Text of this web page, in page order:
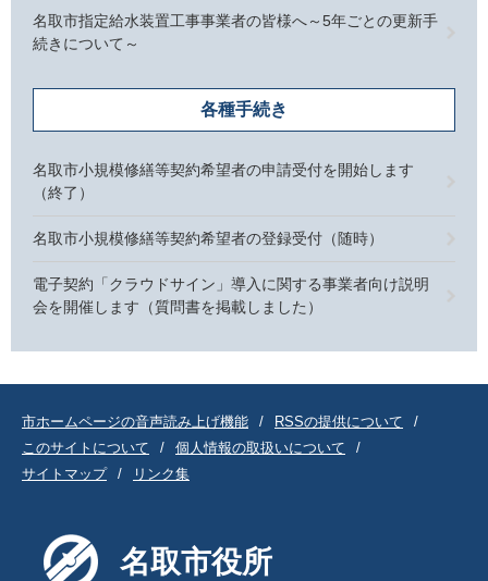
名取市指定給水装置工事事業者の皆様へ～5年ごとの更新手
続きについて～
各種手続き
名取市小規模修繕等契約希望者の申請受付を開始します
（終了）
名取市小規模修繕等契約希望者の登録受付（随時）
電子契約「クラウドサイン」導入に関する事業者向け説明
会を開催します（質問書を掲載しました）
市ホームページの音声読み上げ機能
RSSの提供について
このサイトについて
個人情報の取扱いについて
サイトマップ
リンク集
名取市役所